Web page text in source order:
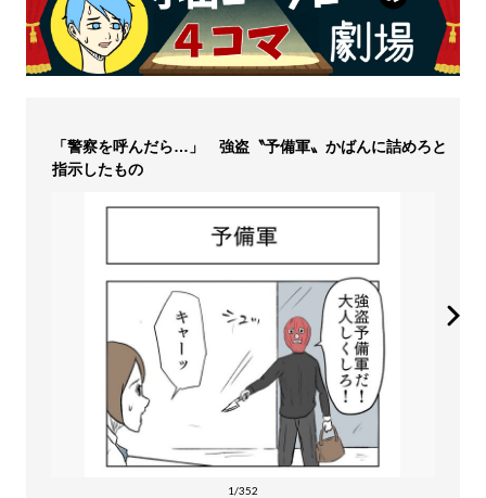
「警察を呼んだら…」 強盗〝予備軍〟かばんに詰めろと
指示したもの
1/352